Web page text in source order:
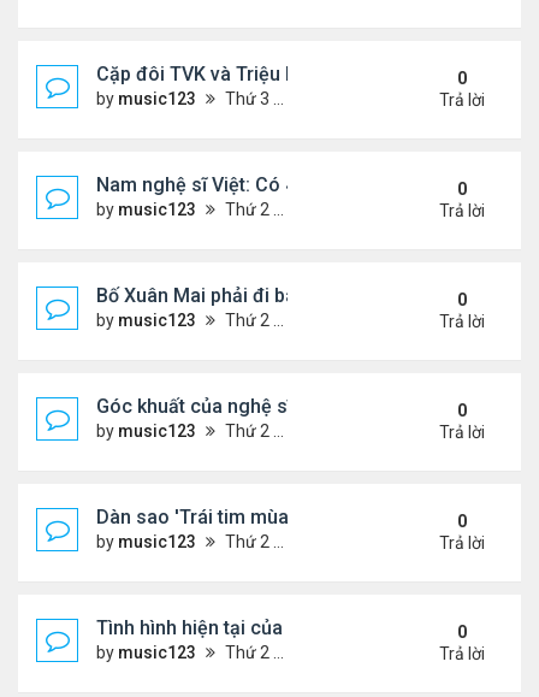
Cặp đôi TVK và Triệu Mẫn được yêu thích nhất
by music123 Thứ 3 Tháng 8 04, 2026 5:05 pm
0
Trả lời
Nam nghệ sĩ Việt: Có 4 nhà ở Pháp, sống gần
by music123 Thứ 2 Tháng 8 03, 2026 7:23 pm
0
Trả lời
Bố Xuân Mai phải đi bán cơm ở Mỹ
by music123 Thứ 2 Tháng 8 03, 2026 7:18 pm
0
Trả lời
Góc khuất của nghệ sĩ Hoài Tâm
by music123 Thứ 2 Tháng 8 03, 2026 7:13 pm
0
Trả lời
Dàn sao 'Trái tim mùa thu' sau 26 năm
by music123 Thứ 2 Tháng 8 03, 2026 7:09 pm
0
Trả lời
Tình hình hiện tại của Quang Lê
by music123 Thứ 2 Tháng 8 03, 2026 7:00 pm
0
Trả lời